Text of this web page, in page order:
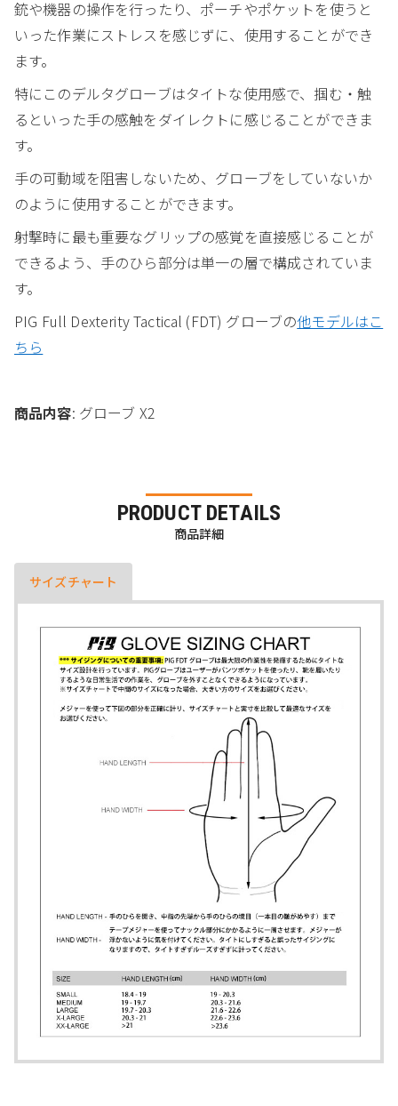
銃や機器の操作を行ったり、ポーチやポケットを使うと
いった作業にストレスを感じずに、使用することができ
ます。
特にこのデルタグローブはタイトな使用感で、掴む・触
るといった手の感触をダイレクトに感じることができま
す。
手の可動域を阻害しないため、グローブをしていないか
のように使用することができます。
射撃時に最も重要なグリップの感覚を直接感じることが
できるよう、手のひら部分は単一の層で構成されていま
す。
PIG Full Dexterity Tactical (FDT) グローブの他モデルはこ
ちら
商品内容: グローブ X2
PRODUCT DETAILS
商品詳細
サイズチャート